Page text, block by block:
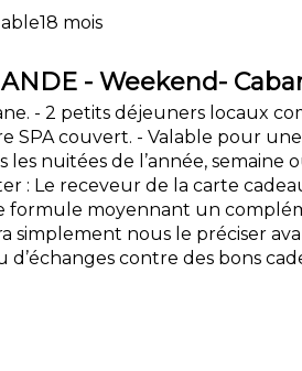
18 mois
- Weekend-
- 2 petits déjeuners locaux
SPA couvert. - Valable pour
nuitées de l’année, semaine
: Le receveur de la carte
formule moyennant un
simplement nous le préciser
contre des bons